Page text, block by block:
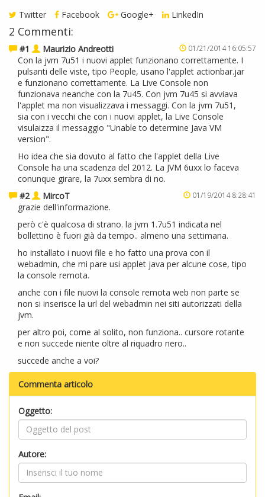
Twitter Facebook Google+ LinkedIn
2 Commenti:
#1 Maurizio Andreotti 01/21/2014 16:05:57
Con la jvm 7u51 i nuovi applet funzionano correttamente. I
pulsanti delle viste, tipo People, usano l'applet actionbar.jar
e funzionano correttamente. La Live Console non
funzionava neanche con la 7u45. Con jvm 7u45 si avviava
l'applet ma non visualizzava i messaggi. Con la jvm 7u51,
sia con i vecchi che con i nuovi applet, la Live Console
visulaizza il messaggio "Unable to determine Java VM
version".
Ho idea che sia dovuto al fatto che l'applet della Live
Console ha una scadenza del 2012. La JVM 6uxx lo faceva
conunque girare, la 7uxx sembra di no.
#2
MircoT 01/19/2014 8:28:41
grazie dell'informazione.
però c'è qualcosa di strano. la jvm 1.7u51 indicata nel
bollettino è fuori già da tempo.. almeno una settimana.
ho installato i nuovi file e ho fatto una prova con il
webadmin, che mi pare usi applet java per alcune cose, tipo
la console remota.
anche con i file nuovi la console remota web non parte se
non si inserisce la url del webadmin nei siti autorizzati della
jvm.
per altro poi, come al solito, non funziona.. cursore rotante
e non succede niente oltre al riquadro nero..
succede anche a voi?
Commenta articolo
Oggetto:
Autore: